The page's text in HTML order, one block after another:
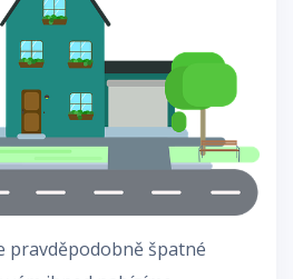
pravděpodobně špatné